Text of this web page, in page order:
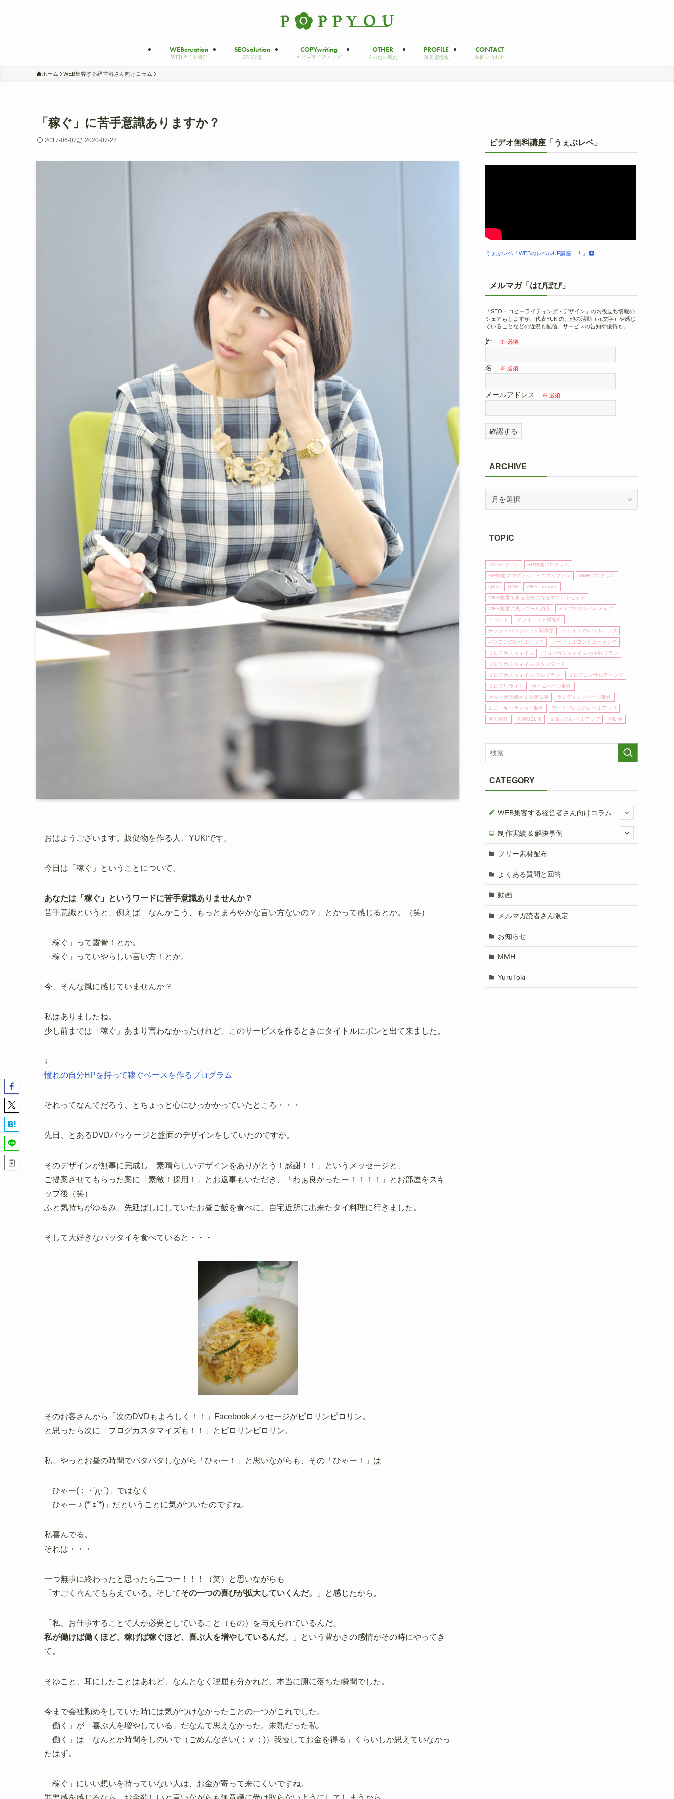
WEBcreation
WEBサイト制作
SEOsolution
SEO対策
COPYwriting
コピーライティング
OTHER
その他の販促
PROFILE
事業者情報
CONTACT
お問い合わせ
ホーム WEB集客する経営者さん向けコラム
「稼ぐ」に苦手意識ありますか？
2017-06-07 2020-07-22
おはようございます。販促物を作る人、YUKIです。
今日は「稼ぐ」ということについて。
あなたは「稼ぐ」というワードに苦手意識ありませんか？
苦手意識というと、例えば「なんかこう、もっとまろやかな言い方ないの？」とかって感じるとか。（笑）
「稼ぐ」って露骨！とか。
「稼ぐ」っていやらしい言い方！とか。
今、そんな風に感じていませんか？
私はありましたね。
少し前までは「稼ぐ」あまり言わなかったけれど、このサービスを作るときにタイトルにポンと出て来ました。
↓
憧れの自分HPを持って稼ぐベースを作るプログラム
それってなんでだろう、とちょっと心にひっかかっていたところ・・・
先日、とあるDVDパッケージと盤面のデザインをしていたのですが。
そのデザインが無事に完成し「素晴らしいデザインをありがとう！感謝！！」というメッセージと、
ご提案させてもらった案に「素敵！採用！」とお返事もいただき、「わぁ良かったー！！！！」とお部屋をスキ
ップ後（笑）
ふと気持ちがゆるみ、先延ばしにしていたお昼ご飯を食べに、自宅近所に出来たタイ料理に行きました。
そして大好きなパッタイを食べていると・・・
そのお客さんから「次のDVDもよろしく！！」Facebookメッセージがピロリンピロリン。
と思ったら次に「ブログカスタマイズも！！」とピロリンピロリン。
私、やっとお昼の時間でバタバタしながら「ひゃー！」と思いながらも、その「ひゃー！」は
「ひゃー(； ･`д･´)」ではなく
「ひゃー ♪ (*´ｪ`*)」だということに気がついたのですね。
私喜んでる。
それは・・・
一つ無事に終わったと思ったら二つー！！！（笑）と思いながらも
「すごく喜んでもらえている。そしてその一つの喜びが拡大していくんだ。 」と感じたから。
「私、お仕事することで人が必要としていること（もの）を与えられているんだ。
私が働けば働くほど、稼げば稼ぐほど、喜ぶ人を増やしているんだ。
」という豊かさの感情がその時にやってき
て。
そゆこと、耳にしたことはあれど、なんとなく理屈も分かれど、本当に腑に落ちた瞬間でした。
今まで会社勤めをしていた時には気がつけなかったことの一つがこれでした。
「働く」が「喜ぶ人を増やしている」だなんて思えなかった。未熟だった私。
「働く」は「なんとか時間をしのいで（ごめんなさい(； v ；)）我慢してお金を得る」くらいしか思えていなかっ
たはず。
「稼ぐ」にいい想いを持っていない人は、お金が寄って来にくいですね。
ビデオ無料講座「うぇぶレベ」
うぇぶレベ「WEBのレベルUP講座！！」
メルマガ「はぴぽぴ」
「SEO・コピーライティング・デザイン」のお役立ち情報の
シェアもしますが、代表YUKIの、他の活動（花文字）や感じ
ていることなどの近況も配信。サービスの告知や優待も。
姓
名
メールアドレス
ARCHIVE
TOPIC
DVDデザイン
HP作成プログラム
HP作成プログラム ミニマムプラン
MMHプログラム
Q&A
SNS
WEB creation
WEB集客できる自分になるマインドセット
WEB集客に良いツール紹介
アメブロのレベルアップ
イベント
クライアント様紹介
チラシ・パンフレット制作類
デザインのレベルアップ
パソコンのレベルアップ
パーソナルコンサルティング
ブログカスタマイズ
ブログカスタマイズ-お手軽プラン
ブログカスタマイズ-スタンダード
ブログカスタマイズ-フルプラン
ブログコンサルティング
ブログリライト
ホームページ制作
メルマガ読者さま限定記事
ランディングページ制作
ロゴ・キャラクター制作
ワードプレスのレベルアップ
名刺制作
常時SSL化 文章力のレベルアップ 補助金
CATEGORY
WEB集客する経営者さん向けコラム
制作実績 & 解決事例
フリー素材配布
よくある質問と回答
動画
メルマガ読者さん限定
お知らせ
MMH
YuruToki